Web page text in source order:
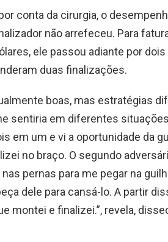
conta da cirurgia, o
não arrefeceu. Para
ele passou adiante por
duas finalizações.
boas, mas estratégias
sentiria em diferentes
em um e vi a oportunidade da
no braço. O segundo
pernas para me pegar na
dele para cansá-lo. A partir
montei e finalizei.”, revela,